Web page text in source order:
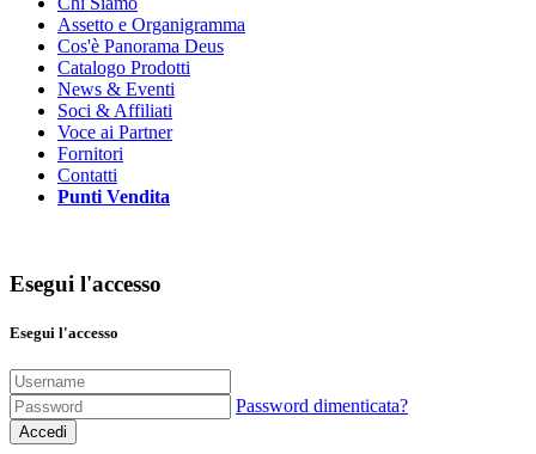
Assetto e Organigramma
Cos'è Panorama Deus
Catalogo Prodotti
News & Eventi
Soci & Affiliati
Voce ai Partner
Fornitori
Contatti
Punti Vendita
Esegui l'accesso
Esegui l'accesso
Password dimenticata?
Accedi